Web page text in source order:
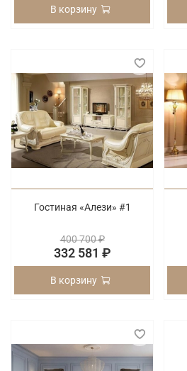
В корзину
Гостиная «Алези» #1
400 700 ₽
332 581 ₽
В корзину